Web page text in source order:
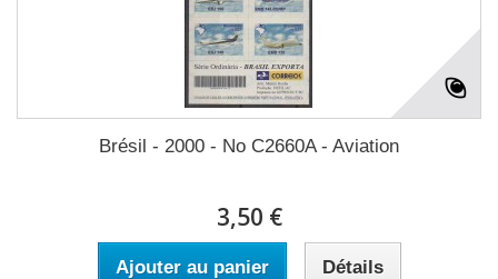
Brésil - 2000 - No C2660A - Aviation
3,50 €
Ajouter au panier Détails